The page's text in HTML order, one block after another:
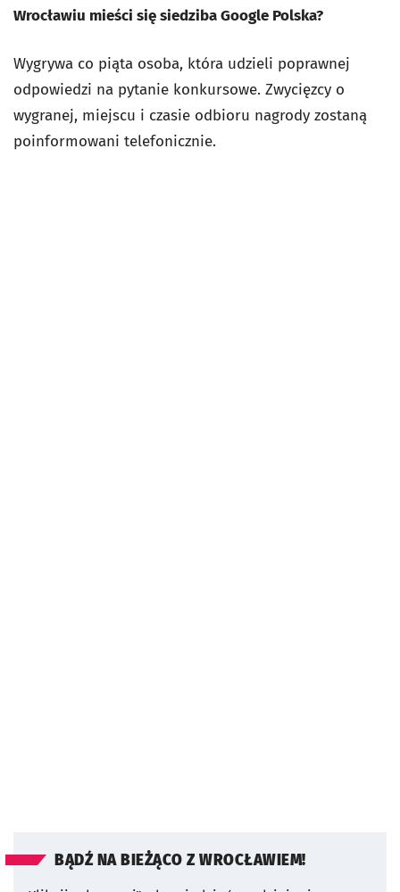
Wrocławiu mieści się siedziba Google Polska?
Wygrywa co piąta osoba, która udzieli poprawnej
odpowiedzi na pytanie konkursowe. Zwycięzcy o
wygranej, miejscu i czasie odbioru nagrody zostaną
poinformowani telefonicznie.
BĄDŹ NA BIEŻĄCO Z WROCŁAWIEM!